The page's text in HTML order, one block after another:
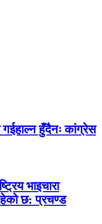
हुँदैनः कांग्रेस
भाइचारा
छ: प्रचण्ड